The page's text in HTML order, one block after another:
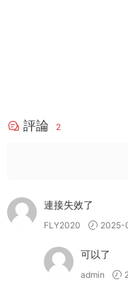
評論 2
連接失效了
FLY2020 2025-
可以了
admin